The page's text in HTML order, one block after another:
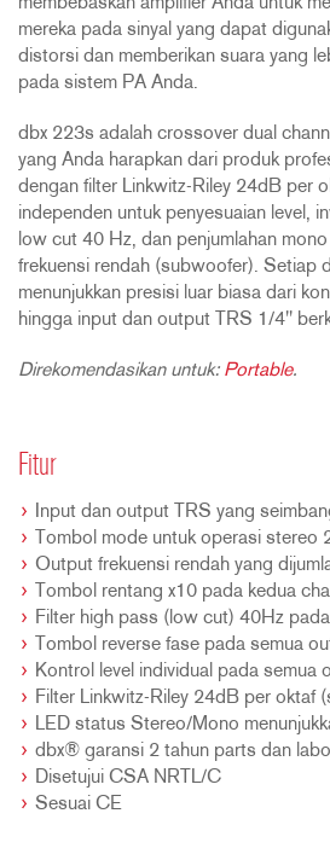
membebaskan amplifier Anda untuk
mereka pada sinyal yang dapat
distorsi dan memberikan suara yang
pada sistem PA Anda.
dbx 223s adalah crossover dual
yang Anda harapkan dari produk
dengan filter Linkwitz-Riley 24dB per
independen untuk penyesuaian level,
low cut 40 Hz, dan penjumlahan
frekuensi rendah (subwoofer). Setiap
menunjukkan presisi luar biasa dari
hingga input dan output TRS 1/4"
Direkomendasikan untuk: Portable.
Fitur
Input dan output TRS yang
Tombol mode untuk operasi stereo
Output frekuensi rendah yang
Tombol rentang x10 pada kedua
Filter high pass (low cut) 40Hz
Tombol reverse fase pada semua
Kontrol level individual pada semua
Filter Linkwitz-Riley 24dB per oktaf
LED status Stereo/Mono
dbx® garansi 2 tahun parts dan
Disetujui CSA NRTL/C
Sesuai CE